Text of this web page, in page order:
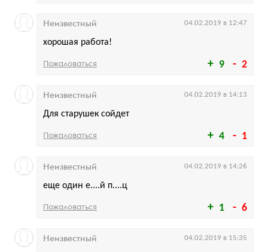
9 2
хорошая работа!
Неизвестный 04.02.2019 в 12:47
Пожаловаться
4 1
Для старушек сойдет
Неизвестный 04.02.2019 в 14:13
Пожаловаться
1 6
еще один е....й п....ц
Неизвестный 04.02.2019 в 14:26
Пожаловаться
Неизвестный 04.02.2019 в 15:35